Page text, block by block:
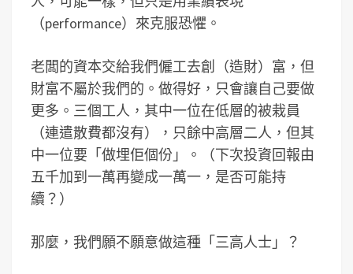
（performance）來克服恐懼。
老闆的資本交給我們僱工去創（造財）富，但
財富不屬於我們的。做得好，只會讓自己要做
更多。三個工人，其中一位在低層的被栽員
（連遣散費都沒有），只餘中高層二人，但其
中一位要「做埋佢個份」。（下次投資回報由
五千加到一萬再變成一萬一，是否可能持
續？）
那麼，我們願不願意做這種「三高人士」？